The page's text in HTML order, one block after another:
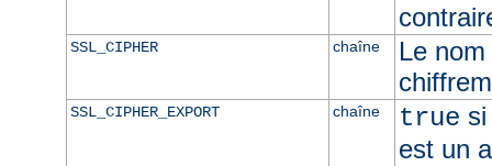
SSL_CIPHER chaîne
Le
SSL_CIPHER_EXPORT chaîne true
est un